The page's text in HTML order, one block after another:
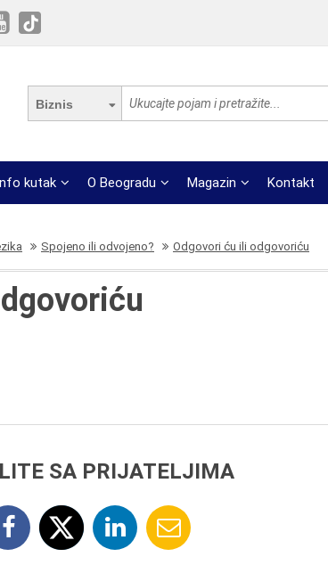
Biznis
kutak O Beogradu Magazin Kontakt
Spojeno ili odvojeno? Odgovori ću ili odgovoriću
SA PRIJATELJIMA